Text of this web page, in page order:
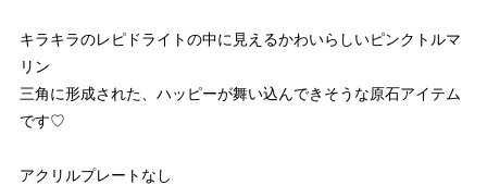
キラキラのレピドライトの中に見えるかわいらしいピンクトルマ
リン
三角に形成された、ハッピーが舞い込んできそうな原石アイテム
です♡
アクリルプレートなし